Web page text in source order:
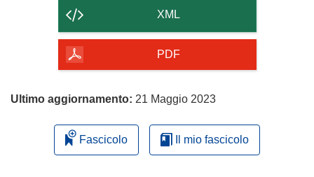
contenuto
della
pagina
XML
PDF
Ultimo aggiornamento: 21 Maggio 2023
Fascicolo Il mio fascicolo